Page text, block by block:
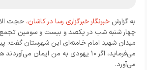
به گزارش خبرنگار خبرگزاری رسا در کاشان، حجت
چهار شنبه شب در یکصد و بیست و سومین تجمع
میدان شهید امام خامنه‌ای این شهرستان گفت:
می‌فرماید، اگر ۱۰ یهودی به من ایمان
می‌آورد.